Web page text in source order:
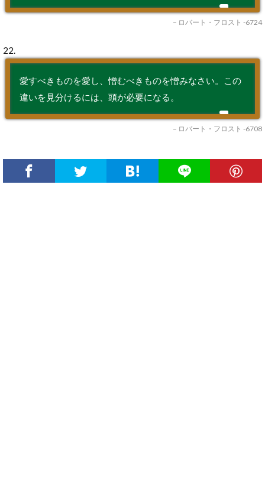
– ロバート・フロスト -6724
22.
愛すべきものを愛し、憎むべきものを憎みなさい。この
違いを見分けるには、頭が必要になる。
– ロバート・フロスト -6708